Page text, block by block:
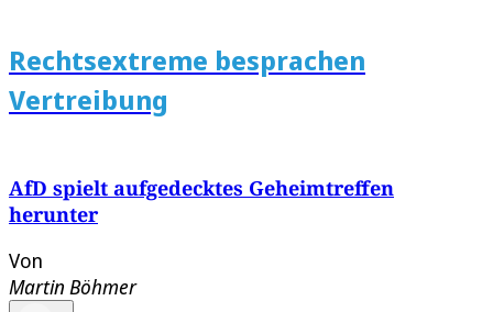
Rechtsextreme besprachen
Vertreibung
AfD spielt aufgedecktes Geheimtreffen
herunter
Von
Martin Böhmer